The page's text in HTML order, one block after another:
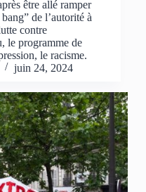
être allé ramper
de l’autorité à
contre
le programme de
le racisme.
juin 24, 2024